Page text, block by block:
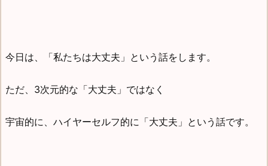
今日は、「私たちは大丈夫」という話をします。
ただ、3次元的な「大丈夫」ではなく
宇宙的に、ハイヤーセルフ的に「大丈夫」という話です。